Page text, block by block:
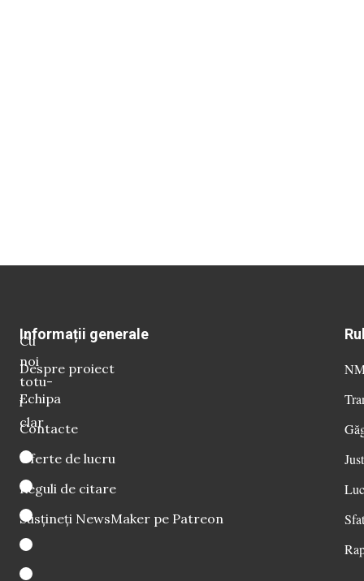
Cu
noi
totu-
i
clar
Informații generale
Despre proiect
Echipa
Contacte
Oferte de lucru
Reguli de citare
Susțineți NewsMaker pe Patreon